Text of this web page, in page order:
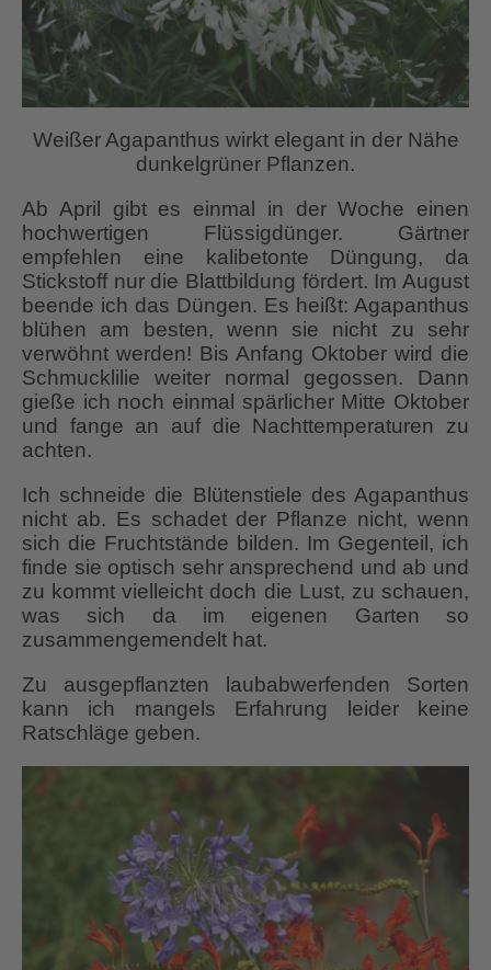
Weißer Agapanthus wirkt elegant in der Nähe
dunkelgrüner Pflanzen.
Ab April gibt es einmal in der Woche einen
hochwertigen Flüssigdünger. Gärtner
empfehlen eine kalibetonte Düngung, da
Stickstoff nur die Blattbildung fördert. Im August
beende ich das Düngen. Es heißt: Agapanthus
blühen am besten, wenn sie nicht zu sehr
verwöhnt werden! Bis Anfang Oktober wird die
Schmucklilie weiter normal gegossen. Dann
gieße ich noch einmal spärlicher Mitte Oktober
und fange an auf die Nachttemperaturen zu
achten.
Ich schneide die Blütenstiele des Agapanthus
nicht ab. Es schadet der Pflanze nicht, wenn
sich die Fruchtstände bilden. Im Gegenteil, ich
finde sie optisch sehr ansprechend und ab und
zu kommt vielleicht doch die Lust, zu schauen,
was sich da im eigenen Garten so
zusammengemendelt hat.
Zu ausgepflanzten laubabwerfenden Sorten
kann ich mangels Erfahrung leider keine
Ratschläge geben.